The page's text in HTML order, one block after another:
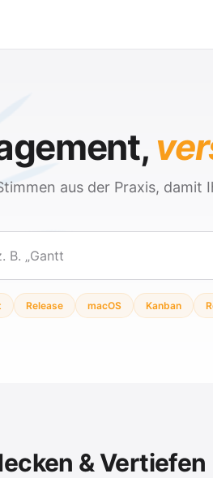
aus der Praxis, damit
Release macOS Kanban
& Vertiefen